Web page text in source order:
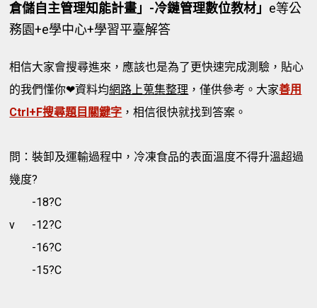
倉儲自主管理知能計畫」-冷鏈管理數位教材」 e等公
務園+e學中心+學習平臺解答
相信大家會搜尋進來，應該也是為了更快速完成測驗，貼心
的我們懂你❤資料均網路上蒐集整理 ，僅供參考。大家善用
Ctrl+F搜尋題目關鍵字 ，相信很快就找到答案。
問：裝卸及運輸過程中，冷凍食品的表面溫度不得升溫超過
幾度?
-18?C
v
-12?C
-16?C
-15?C